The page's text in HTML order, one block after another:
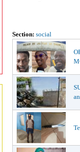
Section: social